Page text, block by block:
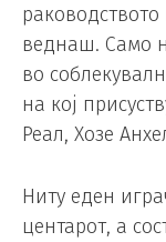
веднаш. Само
во
на кој
Реал, Хозе
Ниту еден
центарот, а